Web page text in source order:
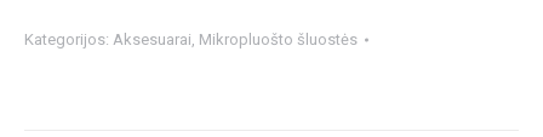
Elements
Kategorijos: Aksesuarai, Mikropluošto šluostės